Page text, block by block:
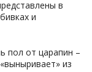
в
и
пол от царапин –
из